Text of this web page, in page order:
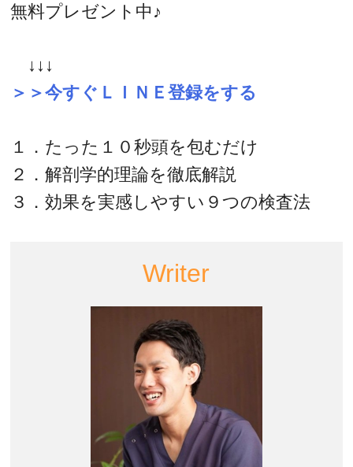
無料プレゼント中♪
↓↓↓
＞＞今すぐＬＩＮＥ登録をする
１．たった１０秒頭を包むだけ
２．解剖学的理論を徹底解説
３．効果を実感しやすい９つの検査法
Writer